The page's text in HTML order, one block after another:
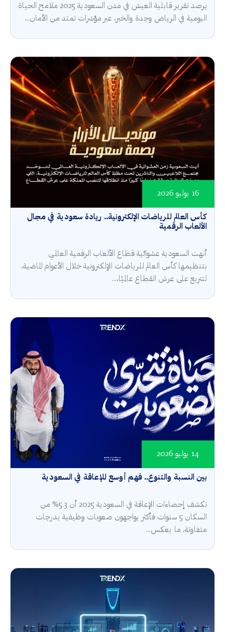
يرصد تقرير قابلية العيش في مدن السعودية 2025 ملامح الحياة
اليومية في الرياض وجدة والخبر، عبر مؤشرات تمتد من الأمان...
كأس العالم للرياضات الإلكترونية.. ريادة سعودية في مجال
الألعاب الرقمية
16 يوليو 2026
أنهت السعودية عشوائية قطاع الألعاب الرقمية العالمي
بتنظيمها كأس العالم للرياضات الإلكترونية خلال الأعوام الماضية،
لتتربع على عرش القطاع عالميًا،...
بين النسبة والتنوع.. فهم أوسع للإعاقة في السعودية
14 يوليو 2026
تكشف إحصاءات الإعاقة في السعودية 2025 أن 5.3% من
السكان 5 سنوات فأكثر يواجهون صعوبات وظيفية بدرجات
متفاوتة، ما يعكس...